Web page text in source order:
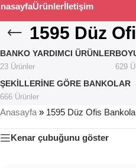
Ürünlerİletişim
1595 Düz
BANKO YARDIMCI ÜRÜNLER
23 Ürünler 629
ŞEKILLERINE GÖRE BANKOLAR
666 Ürünler
Anasayfa » 1595 Düz Ofis
Kenar çubuğunu göster